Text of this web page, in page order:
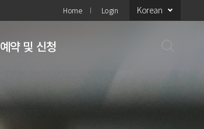
Home Login Korean
예약 및 신청